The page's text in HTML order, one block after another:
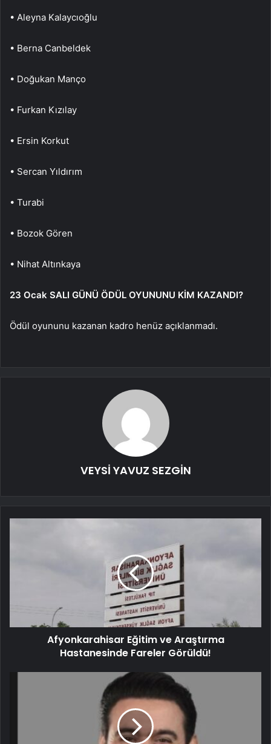
• Aleyna Kalaycıoğlu
• Berna Canbeldek
• Doğukan Manço
• Furkan Kızılay
• Ersin Korkut
• Sercan Yıldırım
• Turabi
• Bozok Gören
• Nihat Altınkaya
23 Ocak SALI GÜNÜ ÖDÜL OYUNUNU KİM KAZANDI?
Ödül oyununu kazanan kadro henüz açıklanmadı.
VEYSİ YAVUZ SEZGİN
Afyonkarahisar Eğitim ve Araştırma
Hastanesinde Fareler Görüldü!